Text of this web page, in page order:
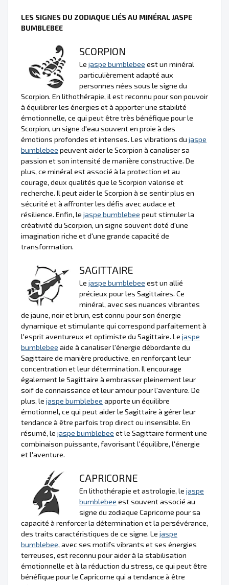
LES SIGNES DU ZODIAQUE LIÉS AU MINÉRAL JASPE
BUMBLEBEE
SCORPION
Le jaspe bumblebee est un minéral
particulièrement adapté aux
personnes nées sous le signe du
Scorpion. En lithothérapie, il est reconnu pour son pouvoir
à équilibrer les énergies et à apporter une stabilité
émotionnelle, ce qui peut être très bénéfique pour le
Scorpion, un signe d'eau souvent en proie à des
émotions profondes et intenses. Les vibrations du jaspe
bumblebee peuvent aider le Scorpion à canaliser sa
passion et son intensité de manière constructive. De
plus, ce minéral est associé à la protection et au
courage, deux qualités que le Scorpion valorise et
recherche. Il peut aider le Scorpion à se sentir plus en
sécurité et à affronter les défis avec audace et
résilience. Enfin, le jaspe bumblebee peut stimuler la
créativité du Scorpion, un signe souvent doté d'une
imagination riche et d'une grande capacité de
transformation.
SAGITTAIRE
Le jaspe bumblebee est un allié
précieux pour les Sagittaires. Ce
minéral, avec ses nuances vibrantes
de jaune, noir et brun, est connu pour son énergie
dynamique et stimulante qui correspond parfaitement à
l'esprit aventureux et optimiste du Sagittaire. Le jaspe
bumblebee aide à canaliser l'énergie débordante du
Sagittaire de manière productive, en renforçant leur
concentration et leur détermination. Il encourage
également le Sagittaire à embrasser pleinement leur
soif de connaissance et leur amour pour l'aventure. De
plus, le jaspe bumblebee apporte un équilibre
émotionnel, ce qui peut aider le Sagittaire à gérer leur
tendance à être parfois trop direct ou insensible. En
résumé, le jaspe bumblebee et le Sagittaire forment une
combinaison puissante, favorisant l'équilibre, l'énergie
et l'aventure.
CAPRICORNE
En lithothérapie et astrologie, le jaspe
bumblebee est souvent associé au
signe du zodiaque Capricorne pour sa
capacité à renforcer la détermination et la persévérance,
des traits caractéristiques de ce signe. Le jaspe
bumblebee, avec ses motifs vibrants et ses énergies
terreuses, est reconnu pour aider à la stabilisation
émotionnelle et à la réduction du stress, ce qui peut être
bénéfique pour le Capricorne qui a tendance à être